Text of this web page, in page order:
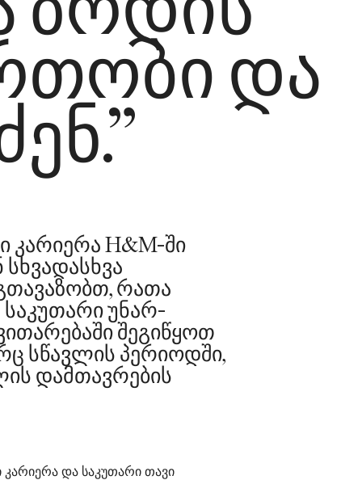
და
კარიერა H&M-ში
სხვადასხვა
რათა
უნარ-
შეგიწყოთ
სწავლის პერიოდში,
დამთავრების
კარიერა და საკუთარი თავი